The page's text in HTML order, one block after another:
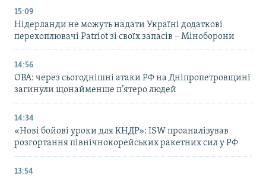
15:09
Нідерланди не можуть надати Україні додаткові
перехоплювачі Patriot зі своїх запасів – Міноборони
14:56
ОВА: через сьогоднішні атаки РФ на Дніпропетровщині
загинули щонайменше п’ятеро людей
14:34
«Нові бойові уроки для КНДР»: ISW проаналізував
розгортання північнокорейських ракетних сил у РФ
13:54